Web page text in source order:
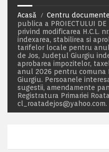
Acasă Centru documente
publica a PROIECTULUI DE
privind modificarea H.C.L.
indexarea, stabilirea si
tarifelor locale pentru
de Jos, Județul Giurgiu
aprobarea impozitelor,
anul 2026 pentru comuna
Giurgiu. Persoanele
sugestii, amendamente
Registratura Primariei
cl_roatadejos@yahoo.com.